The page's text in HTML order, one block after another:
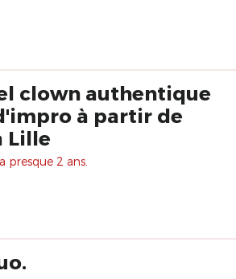
clown authentique
à partir de
Lille
presque 2 ans.